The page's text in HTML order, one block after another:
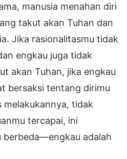
manusia menahan diri
takut akan Tuhan dan
Jika rasionalitasmu tidak
engkau juga tidak
akan Tuhan, jika engkau
bersaksi tentang dirimu
melakukannya, tidak
tercapai, ini
berbeda—engkau adalah